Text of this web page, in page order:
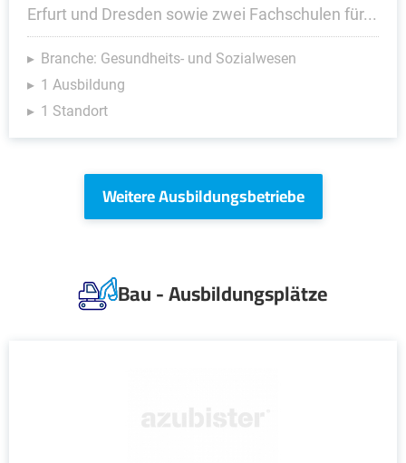
Erfurt und Dresden sowie zwei Fachschulen für...
Branche: Gesundheits- und Sozialwesen
1 Ausbildung
1 Standort
Weitere Ausbildungsbetriebe
Bau - Ausbildungsplätze